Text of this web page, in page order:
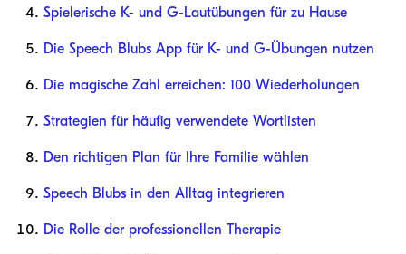
Spielerische K- und G-Lautübungen für zu Hause
Die Speech Blubs App für K- und G-Übungen nutzen
Die magische Zahl erreichen: 100 Wiederholungen
Strategien für häufig verwendete Wortlisten
Den richtigen Plan für Ihre Familie wählen
Speech Blubs in den Alltag integrieren
Die Rolle der professionellen Therapie